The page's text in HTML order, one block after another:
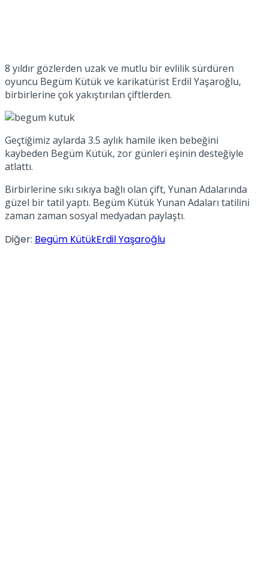
8 yıldır gözlerden uzak ve mutlu bir evlilik sürdüren
oyuncu Begüm Kütük ve karikatürist Erdil Yaşaroğlu,
birbirlerine çok yakıştırılan çiftlerden.
Geçtiğimiz aylarda 3.5 aylık hamile iken bebeğini
kaybeden Begüm Kütük, zor günleri eşinin desteğiyle
atlattı.
Birbirlerine sıkı sıkıya bağlı olan çift, Yunan Adalarında
güzel bir tatil yaptı. Begüm Kütük Yunan Adaları tatilini
zaman zaman sosyal medyadan paylaştı.
Diğer: Begüm KütükErdil Yaşaroğlu